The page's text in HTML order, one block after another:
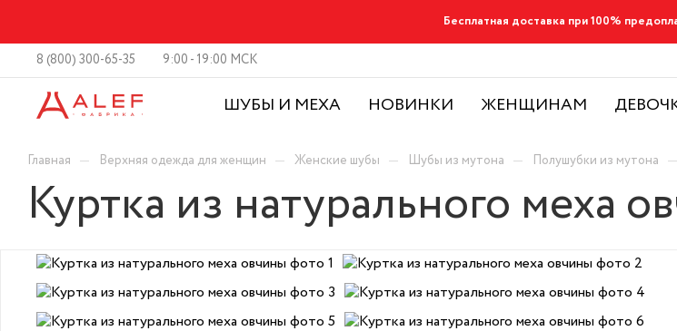
Бесплатная доставка при 100%
8 (800) 300-65-35 9:00 - 19:00 МСК
ШУБЫ И МЕХА НОВИНКИ ЖЕНЩИНАМ
Главная — Верхняя одежда для женщин — Женские шубы — Шубы из мутона — Полушубки из мутона —
Куртка из натурального меха